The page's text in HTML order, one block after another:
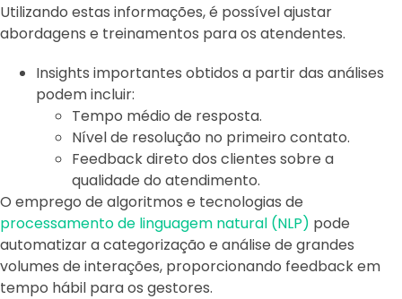
Utilizando estas informações, é possível ajustar
abordagens e treinamentos para os atendentes.
Insights importantes obtidos a partir das análises
podem incluir:
Tempo médio de resposta.
Nível de resolução no primeiro contato.
Feedback direto dos clientes sobre a
qualidade do atendimento.
O emprego de algoritmos e tecnologias de
processamento de linguagem natural (NLP) pode
automatizar a categorização e análise de grandes
volumes de interações, proporcionando feedback em
tempo hábil para os gestores.